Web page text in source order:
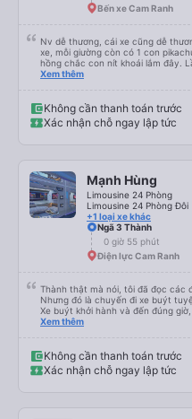
Bến xe Cam Ranh
Nv dễ thương, cái xe cũng dễ
xe, mỗi giường còn có 1 con
hồng chắc con nít khoái lắm đây.
cả bàn chải đánh răng. Có 2 ông
Xem thêm
Không cần thanh toán trước
Xác nhận chỗ ngay lập tức
Mạnh Hùng
Limousine 24 Phòng
Limousine 24 Phòng Đôi
+1 loại xe khác
Ngã 3 Thành
0 giờ 55 phút
Điện lực Cam Ranh
Thành thật mà nói, tôi đã đọc các
Nhưng đó là chuyến đi xe buýt
Xe buýt khởi hành và đến đúng
dù vẫn hơi xóc, nhưng đó là đặc
Xem thêm
Không cần thanh toán trước
Xác nhận chỗ ngay lập tức